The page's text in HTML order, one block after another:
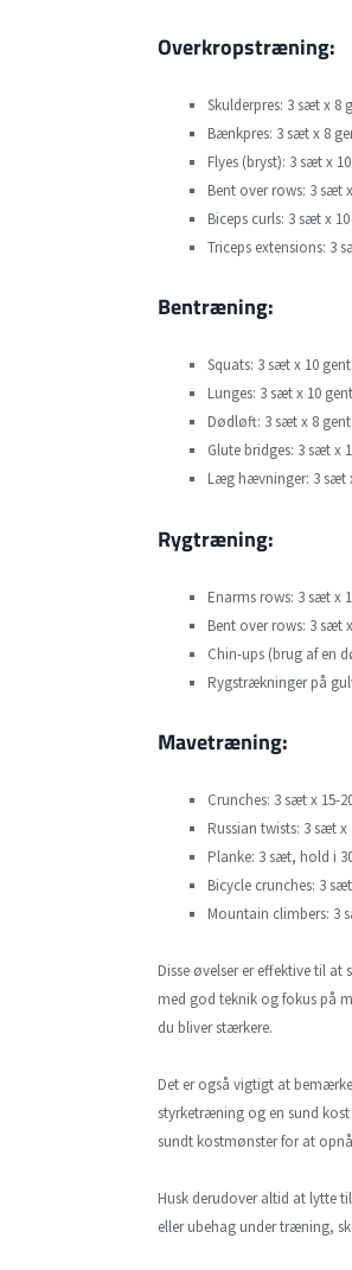
Overkropstræning:
Skulderpres: 3 sæt x 8
Bænkpres: 3 sæt x 8
Flyes (bryst): 3 sæt x
Bent over rows: 3 sæt
Biceps curls: 3 sæt x
Triceps extensions: 3
Bentræning:
Squats: 3 sæt x 10
Lunges: 3 sæt x 10
Dødløft: 3 sæt x 8
Glute bridges: 3 sæt x
Læg hævninger: 3 sæt
Rygtræning:
Enarms rows: 3 sæt x
Bent over rows: 3 sæt
Chin-ups (brug af en
Rygstrækninger på
Mavetræning:
Crunches: 3 sæt x 15-
Russian twists: 3 sæt x
Planke: 3 sæt, hold i
Bicycle crunches: 3
Mountain climbers: 3
Disse øvelser er effektive til
med god teknik og fokus på
du bliver stærkere.
Det er også vigtigt at
styrketræning og en sund
sundt kostmønster for at
Husk derudover altid at lytte
eller ubehag under træning,